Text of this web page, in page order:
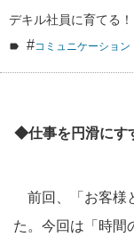
デキル社員に育てる
#コミュニケーション
◆仕事を円滑にす
前回、「お客様
た。今回は「時間